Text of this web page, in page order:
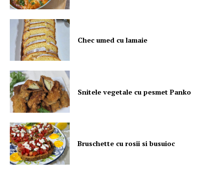
Chec umed cu lamaie
Snitele vegetale cu pesmet Panko
Bruschette cu rosii si busuioc